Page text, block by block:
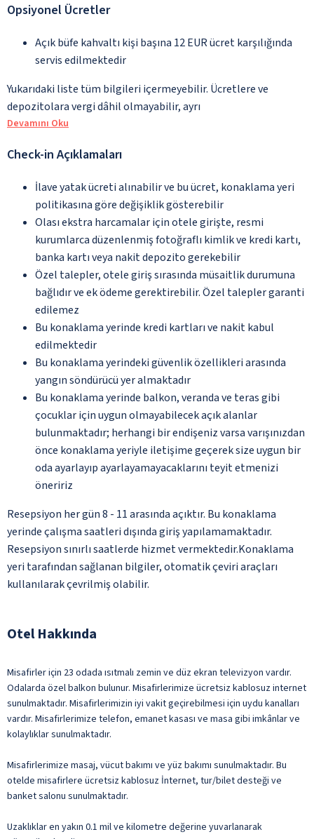
Opsiyonel Ücretler
Açık büfe kahvaltı kişi başına 12 EUR ücret karşılığında
servis edilmektedir
Yukarıdaki liste tüm bilgileri içermeyebilir. Ücretlere ve
depozitolara vergi dâhil olmayabilir, ayrı
Devamını Oku
Check-in Açıklamaları
İlave yatak ücreti alınabilir ve bu ücret, konaklama yeri
politikasına göre değişiklik gösterebilir
Olası ekstra harcamalar için otele girişte, resmi
kurumlarca düzenlenmiş fotoğraflı kimlik ve kredi kartı,
banka kartı veya nakit depozito gerekebilir
Özel talepler, otele giriş sırasında müsaitlik durumuna
bağlıdır ve ek ödeme gerektirebilir. Özel talepler garanti
edilemez
Bu konaklama yerinde kredi kartları ve nakit kabul
edilmektedir
Bu konaklama yerindeki güvenlik özellikleri arasında
yangın söndürücü yer almaktadır
Bu konaklama yerinde balkon, veranda ve teras gibi
çocuklar için uygun olmayabilecek açık alanlar
bulunmaktadır; herhangi bir endişeniz varsa varışınızdan
önce konaklama yeriyle iletişime geçerek size uygun bir
oda ayarlayıp ayarlayamayacaklarını teyit etmenizi
öneririz
Resepsiyon her gün 8 - 11 arasında açıktır. Bu konaklama
yerinde çalışma saatleri dışında giriş yapılamamaktadır.
Resepsiyon sınırlı saatlerde hizmet vermektedir.Konaklama
yeri tarafından sağlanan bilgiler, otomatik çeviri araçları
kullanılarak çevrilmiş olabilir.
Otel Hakkında
Misafirler için 23 odada ısıtmalı zemin ve düz ekran televizyon vardır.
Odalarda özel balkon bulunur. Misafirlerimize ücretsiz kablosuz internet
sunulmaktadır. Misafirlerimizin iyi vakit geçirebilmesi için uydu kanalları
vardır. Misafirlerimize telefon, emanet kasası ve masa gibi imkânlar ve
kolaylıklar sunulmaktadır.
Misafirlerimize masaj, vücut bakımı ve yüz bakımı sunulmaktadır. Bu
otelde misafirlere ücretsiz kablosuz İnternet, tur/bilet desteği ve
banket salonu sunulmaktadır.
Uzaklıklar en yakın 0.1 mil ve kilometre değerine yuvarlanarak